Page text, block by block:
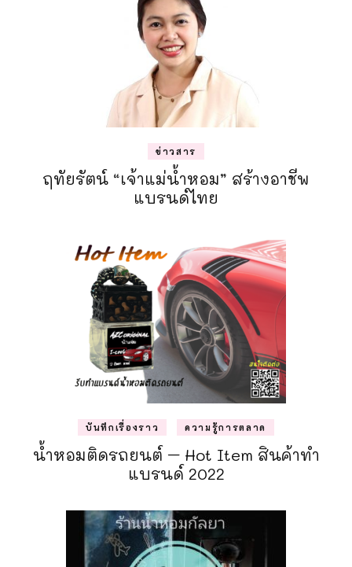
ข่าวสาร
ฤทัยรัตน์ “เจ้าแม่น้ำหอม” สร้างอาชีพ
แบรนด์ไทย
บันทึกเรื่องราว ความรู้การตลาด
น้ำหอมติดรถยนต์ – Hot Item สินค้าทำ
แบรนด์ 2022